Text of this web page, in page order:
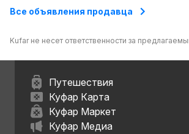
Все объявления продавца
Kufar не несет ответственности за
Путешествия
Куфар Карта
Куфар Маркет
Куфар Медиа